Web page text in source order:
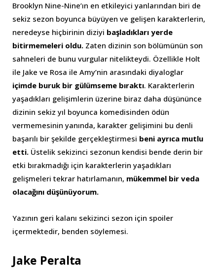
Brooklyn Nine-Nine’ın en etkileyici yanlarından biri de
sekiz sezon boyunca büyüyen ve gelişen karakterlerin,
neredeyse hiçbirinin diziyi başladıkları yerde
bitirmemeleri oldu. Zaten dizinin son bölümünün son
sahneleri de bunu vurgular nitelikteydi. Özellikle Holt
ile Jake ve Rosa ile Amy’nin arasındaki diyaloglar
içimde buruk bir gülümseme bıraktı. Karakterlerin
yaşadıkları gelişimlerin üzerine biraz daha düşününce
dizinin sekiz yıl boyunca komedisinden ödün
vermemesinin yanında, karakter gelişimini bu denli
başarılı bir şekilde gerçekleştirmesi beni ayrıca mutlu
etti. Üstelik sekizinci sezonun kendisi bende derin bir
etki bırakmadığı için karakterlerin yaşadıkları
gelişmeleri tekrar hatırlamanın, mükemmel bir veda
olacağını düşünüyorum.
Yazının geri kalanı sekizinci sezon için spoiler
içermektedir, benden söylemesi.
Jake Peralta